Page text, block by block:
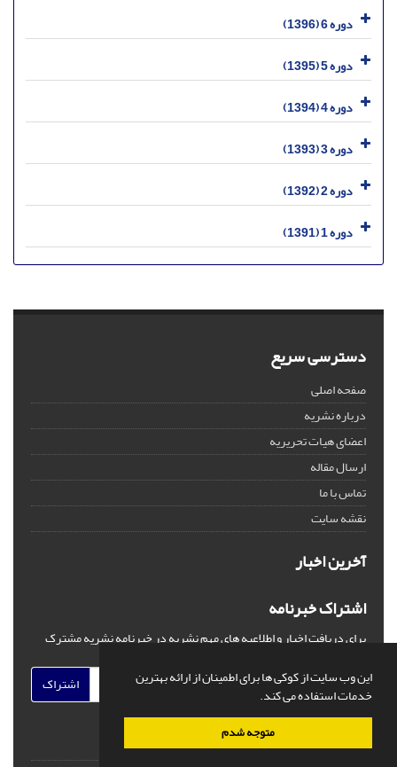
این وب سایت از کوکی ها برای اطمینان از ارائه بهترین
خدمات استفاده می کند.
متوجه شدم
دوره 6 (1396)
دوره 5 (1395)
دوره 4 (1394)
دوره 3 (1393)
دوره 2 (1392)
دوره 1 (1391)
دسترسی سریع
صفحه اصلی
درباره نشریه
اعضای هیات تحریریه
ارسال مقاله
تماس با ما
نقشه سایت
آخرین اخبار
اشتراک خبرنامه
برای دریافت اخبار و اطلاعیه های مهم نشریه در خبرنامه نشریه مشترک
اشتراک